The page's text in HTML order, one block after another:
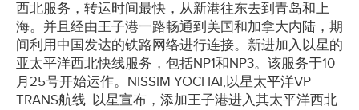
西北服务，转运时间最快，从新港往东去到青岛和上
海。并且经由王子港一路畅通到美国和加拿大内陆，期
间利用中国发达的铁路网络进行连接。新进加入以星的
亚太平洋西北快线服务，包括NP1和NP3。该服务于10
月25号开始运作。NISSIM YOCHAI,以星太平洋VP
TRANS航线. 以星宣布，添加王子港进入其太平洋西北